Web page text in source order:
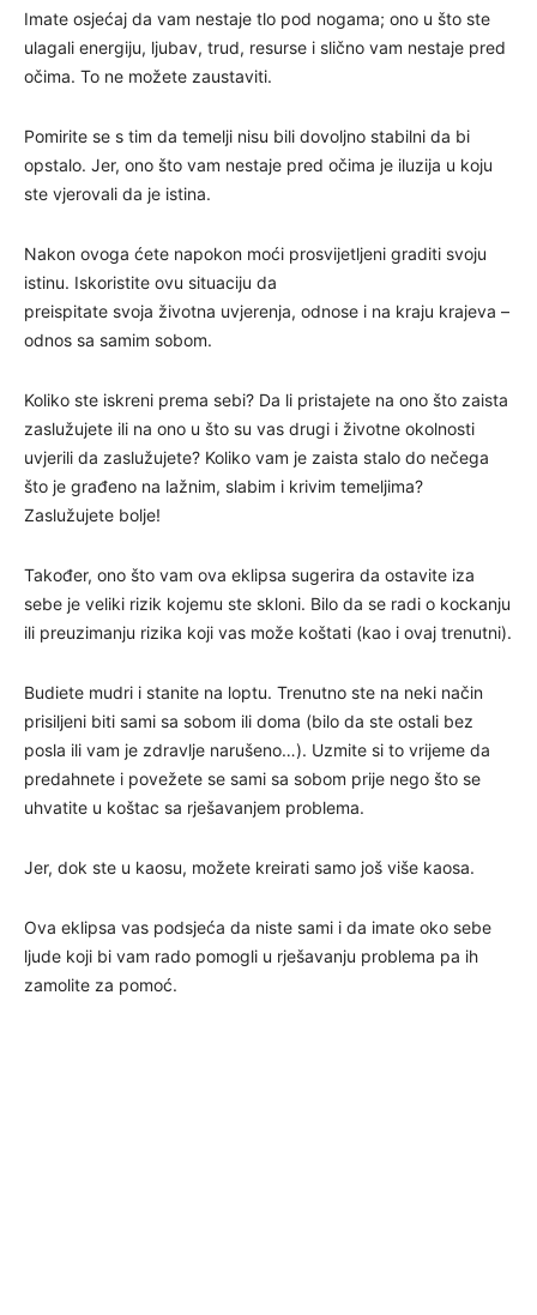
Imate osjećaj da vam nestaje tlo pod nogama; ono u što ste
ulagali energiju, ljubav, trud, resurse i slično vam nestaje pred
očima. To ne možete zaustaviti.
Pomirite se s tim da temelji nisu bili dovoljno stabilni da bi
opstalo. Jer, ono što vam nestaje pred očima je iluzija u koju
ste vjerovali da je istina.
Nakon ovoga ćete napokon moći prosvijetljeni graditi svoju
istinu. Iskoristite ovu situaciju da
preispitate svoja životna uvjerenja, odnose i na kraju krajeva –
odnos sa samim sobom.
Koliko ste iskreni prema sebi? Da li pristajete na ono što zaista
zaslužujete ili na ono u što su vas drugi i životne okolnosti
uvjerili da zaslužujete? Koliko vam je zaista stalo do nečega
što je građeno na lažnim, slabim i krivim temeljima?
Zaslužujete bolje!
Također, ono što vam ova eklipsa sugerira da ostavite iza
sebe je veliki rizik kojemu ste skloni. Bilo da se radi o kockanju
ili preuzimanju rizika koji vas može koštati (kao i ovaj trenutni).
Budiete mudri i stanite na loptu. Trenutno ste na neki način
prisiljeni biti sami sa sobom ili doma (bilo da ste ostali bez
posla ili vam je zdravlje narušeno…). Uzmite si to vrijeme da
predahnete i povežete se sami sa sobom prije nego što se
uhvatite u koštac sa rješavanjem problema.
Jer, dok ste u kaosu, možete kreirati samo još više kaosa.
Ova eklipsa vas podsjeća da niste sami i da imate oko sebe
ljude koji bi vam rado pomogli u rješavanju problema pa ih
zamolite za pomoć.